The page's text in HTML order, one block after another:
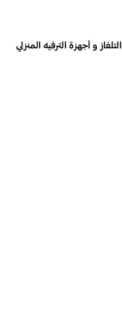
التلفاز و أجهزة الترفيه المنزلي